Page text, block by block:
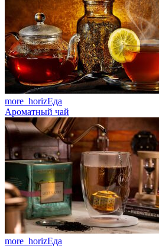
more_horizЕда
Ароматный чай
more_horizЕда